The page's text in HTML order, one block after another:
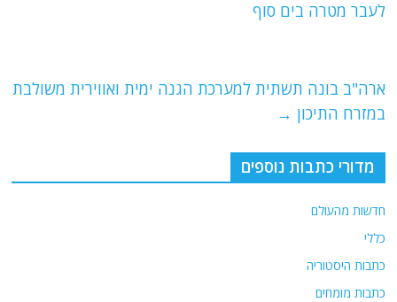
A
ra
k
לעבר מטרה בים סוף
ארה"ב בונה תשתית למערכת הגנה ימית ואווירית משולבת
במזרח התיכון →
מדורי כתבות נוספים
חדשות מהעולם
כללי
כתבות היסטוריה
כתבות מומחים